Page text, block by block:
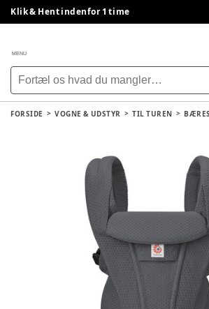
Klik & Hent indenfor 1 time
MENU
FORSIDE VOGNE & UDSTYR TIL TUREN